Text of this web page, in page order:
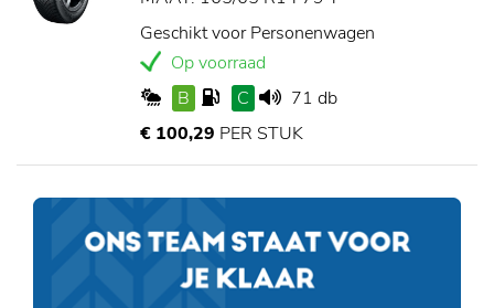
Geschikt voor Personenwagen
Op voorraad
B
C
71 db
€ 100,29 PER STUK